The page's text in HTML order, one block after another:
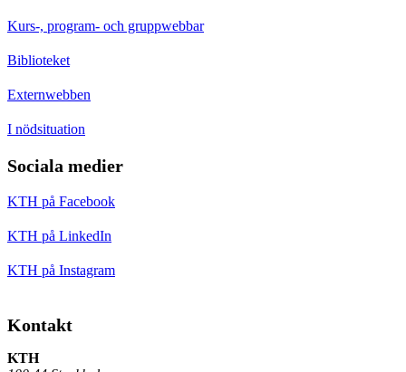
Kurs-, program- och gruppwebbar
Biblioteket
Externwebben
I nödsituation
Sociala medier
KTH på Facebook
KTH på LinkedIn
KTH på Instagram
Kontakt
KTH